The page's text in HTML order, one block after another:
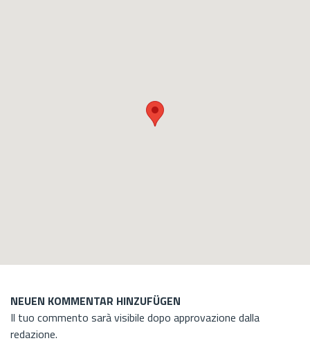
NEUEN KOMMENTAR HINZUFÜGEN
Il tuo commento sarà visibile dopo approvazione dalla
redazione.